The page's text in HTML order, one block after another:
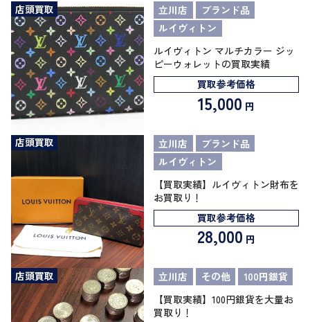
店頭買取 立川店
ブランド品
ルイヴィトン
ルイヴィトン マルチカラー ジッ
ピーウォレットの買取実績
買取参考価格
15,000 円
店頭買取 立川店
ブランド品
ルイヴィトン
【買取実績】ルイヴィトン財布を
お買取り！
買取参考価格
28,000 円
店頭買取 立川店 その他
100円銀貨
【買取実績】100円銀貨を大量お
買取り！